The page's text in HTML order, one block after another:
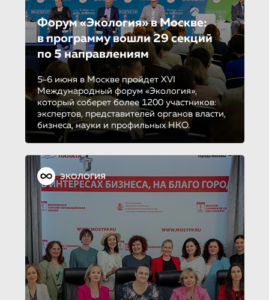
Форум «Экология» в Москве:
в программу вошли 29 секций
по 5 направле­ни­ям
5-6 июня в Москве пройдет XVI
Международный форум «Экология»,
который соберет более 1200 участников:
экспертов, представителей органов власти,
бизнеса, науки и профильных НКО.
ЭКОЛОГИЯ